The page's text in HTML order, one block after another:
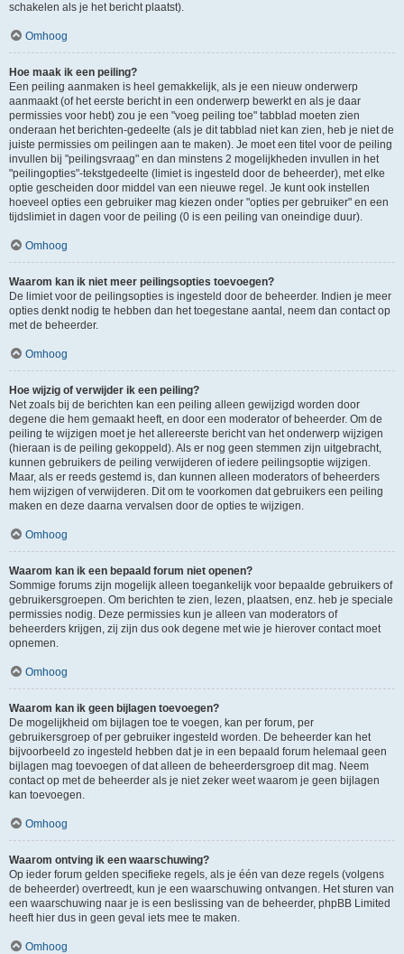
schakelen als je het bericht plaatst).
Omhoog
Hoe maak ik een peiling?
Een peiling aanmaken is heel gemakkelijk, als je een nieuw onderwerp
aanmaakt (of het eerste bericht in een onderwerp bewerkt en als je daar
permissies voor hebt) zou je een "voeg peiling toe" tabblad moeten zien
onderaan het berichten-gedeelte (als je dit tabblad niet kan zien, heb je niet de
juiste permissies om peilingen aan te maken). Je moet een titel voor de peiling
invullen bij "peilingsvraag" en dan minstens 2 mogelijkheden invullen in het
"peilingopties"-tekstgedeelte (limiet is ingesteld door de beheerder), met elke
optie gescheiden door middel van een nieuwe regel. Je kunt ook instellen
hoeveel opties een gebruiker mag kiezen onder "opties per gebruiker" en een
tijdslimiet in dagen voor de peiling (0 is een peiling van oneindige duur).
Omhoog
Waarom kan ik niet meer peilingsopties toevoegen?
De limiet voor de peilingsopties is ingesteld door de beheerder. Indien je meer
opties denkt nodig te hebben dan het toegestane aantal, neem dan contact op
met de beheerder.
Omhoog
Hoe wijzig of verwijder ik een peiling?
Net zoals bij de berichten kan een peiling alleen gewijzigd worden door
degene die hem gemaakt heeft, en door een moderator of beheerder. Om de
peiling te wijzigen moet je het allereerste bericht van het onderwerp wijzigen
(hieraan is de peiling gekoppeld). Als er nog geen stemmen zijn uitgebracht,
kunnen gebruikers de peiling verwijderen of iedere peilingsoptie wijzigen.
Maar, als er reeds gestemd is, dan kunnen alleen moderators of beheerders
hem wijzigen of verwijderen. Dit om te voorkomen dat gebruikers een peiling
maken en deze daarna vervalsen door de opties te wijzigen.
Omhoog
Waarom kan ik een bepaald forum niet openen?
Sommige forums zijn mogelijk alleen toegankelijk voor bepaalde gebruikers of
gebruikersgroepen. Om berichten te zien, lezen, plaatsen, enz. heb je speciale
permissies nodig. Deze permissies kun je alleen van moderators of
beheerders krijgen, zij zijn dus ook degene met wie je hierover contact moet
opnemen.
Omhoog
Waarom kan ik geen bijlagen toevoegen?
De mogelijkheid om bijlagen toe te voegen, kan per forum, per
gebruikersgroep of per gebruiker ingesteld worden. De beheerder kan het
bijvoorbeeld zo ingesteld hebben dat je in een bepaald forum helemaal geen
bijlagen mag toevoegen of dat alleen de beheerdersgroep dit mag. Neem
contact op met de beheerder als je niet zeker weet waarom je geen bijlagen
kan toevoegen.
Omhoog
Waarom ontving ik een waarschuwing?
Op ieder forum gelden specifieke regels, als je één van deze regels (volgens
de beheerder) overtreedt, kun je een waarschuwing ontvangen. Het sturen van
een waarschuwing naar je is een beslissing van de beheerder, phpBB Limited
heeft hier dus in geen geval iets mee te maken.
Omhoog